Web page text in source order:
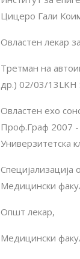
Цицеро Гали
Овластен лекар
Третман на
др.) 02/03/
Овластен ехо
Проф.Граф 2007 -
Универзитетска
Медицински
Општ лекар,
Медицински